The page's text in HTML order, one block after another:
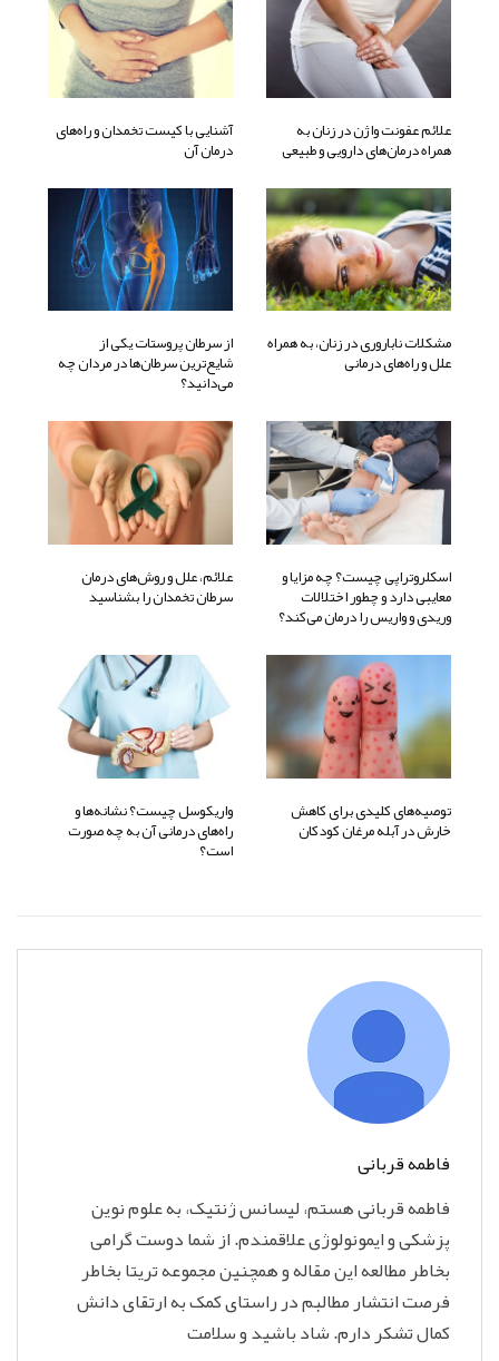
علائم عفونت واژن در زنان به
همراه درمان‌های دارویی و طبیعی
آشنایی با کیست تخمدان و راه‌های
درمان آن
مشکلات ناباروری در زنان، به همراه
علل و راه‌های درمانی
از سرطان پروستات یکی از
شایع‌ترین سرطان‌ها در مردان چه
می‌دانید؟
اسکلروتراپی چیست؟ چه مزایا و
معایبی دارد و چطور اختلالات
وریدی و واریس را درمان می‌کند؟
علائم، علل و روش‌های درمان
سرطان تخمدان را بشناسید
توصیه‌های کلیدی برای کاهش
خارش در آبله مرغان کودکان
واریکوسل چیست؟ نشانه‌ها و
راه‌های درمانی آن به چه صورت
است؟
فاطمه قربانی
فاطمه قربانی هستم، لیسانس ژنتیک، به علوم نوین
پزشکی و ایمونولوژی علاقمندم. از شما دوست گرامی
بخاطر مطالعه این مقاله و همچنین مجموعه تریتا بخاطر
فرصت انتشار مطالبم در راستای کمک به ارتقای دانش
کمال تشکر دارم. شاد باشید و سلامت